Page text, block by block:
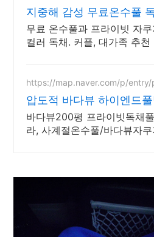
지중해 감성 무료온수풀
리 문화공간
무료 온수풀과 프라이빗 자
컬러 독채. 커플, 대가족 추천
https://map.naver.com/p/entry/
압도적 바다뷰 하이엔드풀
라 7-8월 한정 수영장 포함
바다뷰200평 프라이빗독채
라, 사계절온수풀/바다뷰자